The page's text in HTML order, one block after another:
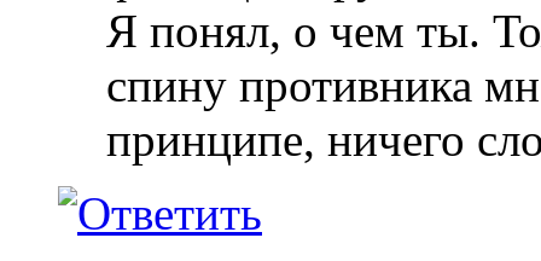
Я понял, о чем ты.
спину противника
принципе, ничего